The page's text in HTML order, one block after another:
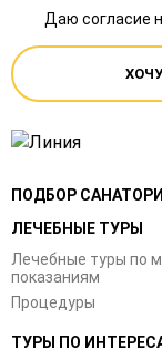
Даю согласие
ПОДБОР
ЛЕЧЕБНЫЕ ТУРЫ
Лечебные туры по
показаниям
Процедуры
ТУРЫ ПО